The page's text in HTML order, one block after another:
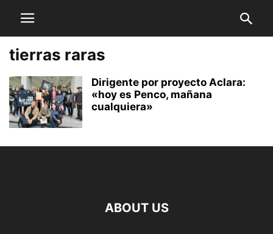
tierras raras
Dirigente por proyecto Aclara:
«hoy es Penco, mañana
cualquiera»
ABOUT US